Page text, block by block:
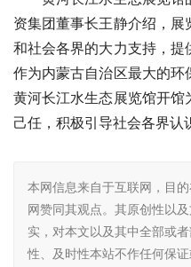
资集团董事长王静介绍，
和社会各界的大力支持，提
作为内蒙古自治区最大的
黄河长江水生态展览馆开
己任，积极引导社会各界认
本网信息来自于互联网，目
网赞同其观点。其原创性以
实，对本文以及其中全部或
性、及时性本站不作任何保